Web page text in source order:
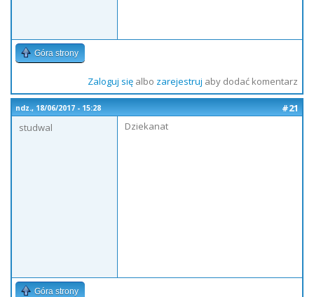
Góra strony
Zaloguj sięalbo zarejestruj aby dodać komentarz
ndz., 18/06/2017 - 15:28
#21
studwal
Dziekanat
Góra strony